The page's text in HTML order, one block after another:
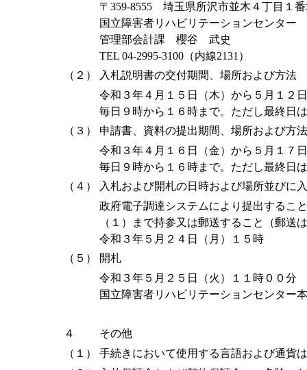
〒359-8555 埼玉県所沢市並木４丁目１
国立障害者リハビリテーションセンター
管理部会計課 櫻谷 武史
TEL 04-2995-3100（内線2131）
（２）
入札説明書の交付期間、場所および方法
令和３年４月１５日（木）から５月１２
毎日９時から１６時まで。ただし最終日
（３）
申請書、資料の提出期間、場所および方法
令和３年４月１６日（金）から５月１７
毎日９時から１６時まで。ただし最終日
（４）
入札および開札の日時および場所並びに
政府電子調達システムにより提出するこ
（１）まで持参又は郵送すること（郵送
令和３年５月２４日（月）１５時
（５）
開札
令和３年５月２５日（火）１１時００分
国立障害者リハビリテーションセンター
４
その他
（１）
手続きにおいて使用する言語および通貨